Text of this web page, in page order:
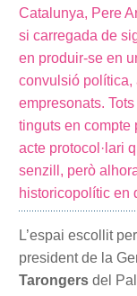
Catalunya, Pere
si carregada de
en produir-se en
convulsió política,
empresonats.
tinguts en compte
acte protocol·lari
senzill, però
historicopolític en
L’espai escollit
president de la
Tarongers del